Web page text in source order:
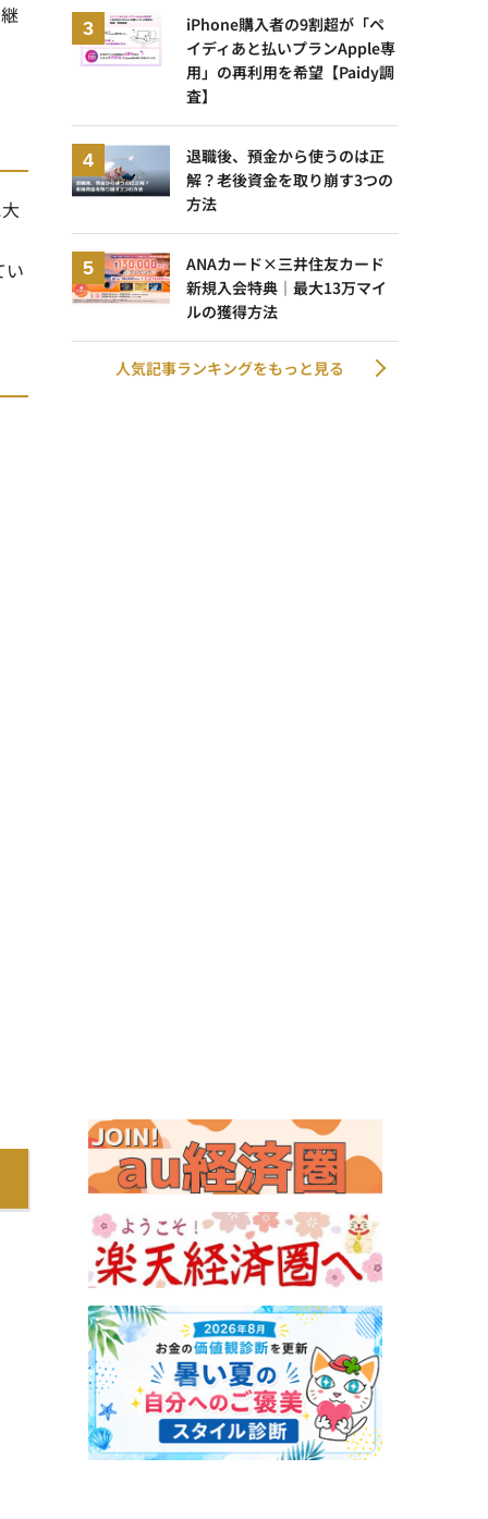
い
iPhone購入者の9割超が「ペ
イディあと払いプランApple専
用」の再利用を希望【Paidy調
査】
退職後、預金から使うのは正
解？老後資金を取り崩す3つの
方法
ANAカード×三井住友カード
新規入会特典｜最大13万マイ
ルの獲得方法
人気記事ランキングをもっと見る